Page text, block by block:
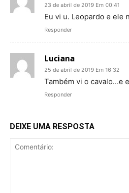
23 de abril de 2019 Em 00:41
Eu vi u. Leopardo e ele
Responder
Luciana
25 de abril de 2019 Em 16:32
Também vi o cavalo…e
Responder
DEIXE UMA RESPOSTA